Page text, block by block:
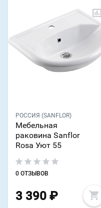
РОССИЯ (SANFLOR)
Мебельная
раковина Sanflor
Rosa Уют 55
0 ОТЗЫВОВ
3 390 ₽